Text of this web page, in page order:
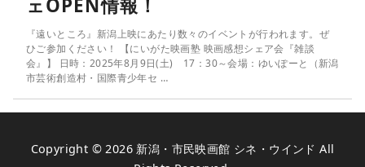
ェOPEN情報！
『遠いところ』新潟上映にあたり数々のイベントが行われます。ぜ
ひご参加ください！ 【にいがた映画塾 映画感想シェア会『雑談
会』】 日時：2025年8月9日(土) 17：30～会場：ゆいぽーと（新潟
市芸術創造村・国際青少年セ …
Copyright © 2026 新潟・市民映画館 シネ・ウインド All